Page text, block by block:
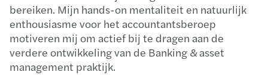
bereiken. Mijn hands-on mentaliteit en natuurlijk
enthousiasme voor het accountantsberoep
motiveren mij om actief bij te dragen aan de
verdere ontwikkeling van de Banking & asset
management praktijk.